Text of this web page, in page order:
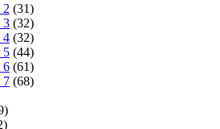
(31)
3 (32)
4 (32)
5 (44)
6 (61)
7 (68)